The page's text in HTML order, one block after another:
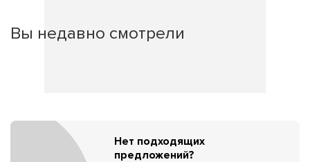
Вы недавно смотрели
Нет подходящих
предложений?